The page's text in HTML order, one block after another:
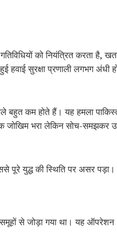
को नियंत्रित करता है,
हवाई सुरक्षा प्रणाली लगभग अंधी
बहुत कम होते हैं। यह हमला
जोखिम भरा लेकिन सोच-समझकर
पूरे युद्ध की स्थिति पर असर पड़ा।
से जोड़ा गया था। यह